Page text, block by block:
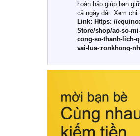
Khác với các dòng
thường, những bộ
cao cấp trải qua quy
nghiêm ngặt từ khâu
liệu tự nhiên đến công
nhuộm hiện đại
này, bạn sẽ cảm
hồi chuẩn xác của
cột sống.
Bên cạnh đó, việc lựa
sản phẩm đạt chuẩn
hoàn hảo giúp bạn
cả ngày dài. Xem chi
Link: Https: //
Store/shop/ao-so-
cong-so-thanh-lich-
vai-lua-tronkhong-